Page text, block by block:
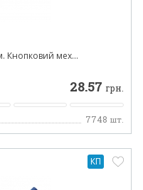
Кнопковий мех...
28.57 грн.
7748 шт.
КП